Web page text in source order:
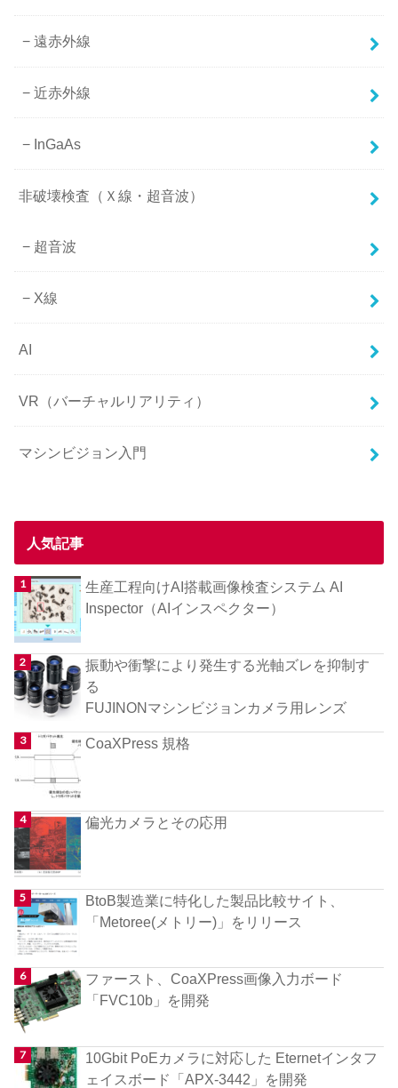
遠赤外線
近赤外線
InGaAs
非破壊検査（Ｘ線・超音波）
超音波
X線
AI
VR（バーチャルリアリティ）
マシンビジョン入門
人気記事
生産工程向けAI搭載画像検査システム AI
Inspector（AIインスペクター）
振動や衝撃により発生する光軸ズレを抑制す
る
FUJINONマシンビジョンカメラ用レンズ
CoaXPress 規格
偏光カメラとその応用
BtoB製造業に特化した製品比較サイト、
「Metoree(メトリー)」をリリース
ファースト、CoaXPress画像入力ボード
「FVC10b」を開発
10Gbit PoEカメラに対応した Eternetインタフ
ェイスボード「APX-3442」を開発